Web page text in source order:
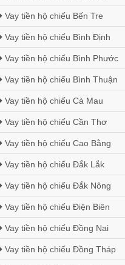
Vay tiền hộ chiếu Bến Tre
Vay tiền hộ chiếu Bình Định
Vay tiền hộ chiếu Bình Phước
Vay tiền hộ chiếu Bình Thuận
Vay tiền hộ chiếu Cà Mau
Vay tiền hộ chiếu Cần Thơ
Vay tiền hộ chiếu Cao Bằng
Vay tiền hộ chiếu Đắk Lắk
Vay tiền hộ chiếu Đắk Nông
Vay tiền hộ chiếu Điện Biên
Vay tiền hộ chiếu Đồng Nai
Vay tiền hộ chiếu Đồng Tháp